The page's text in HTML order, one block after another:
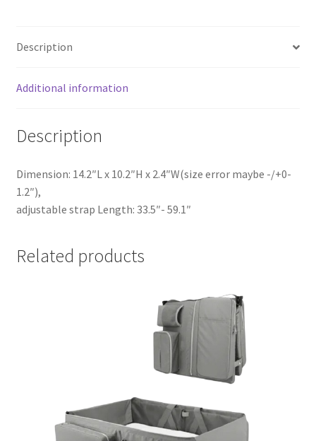
Description
Additional information
Description
Dimension: 14.2″L x 10.2″H x 2.4″W(size error maybe -/+0-
1.2″),
adjustable strap Length: 33.5″- 59.1″
Related products